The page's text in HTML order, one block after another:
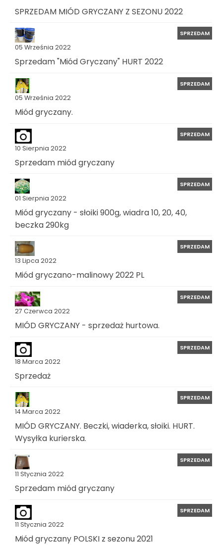
SPRZEDAM MIÓD GRYCZANY Z SEZONU 2022
05 Września 2022
SPRZEDAM
Sprzedam "Miód Gryczany" HURT 2022
05 Września 2022
SPRZEDAM
Miód gryczany.
10 Sierpnia 2022
SPRZEDAM
Sprzedam miód gryczany
01 Sierpnia 2022
SPRZEDAM
Miód gryczany - słoiki 900g, wiadra 10, 20, 40,
beczka 290kg
13 Lipca 2022
SPRZEDAM
Miód gryczano-malinowy 2022 PL
27 Czerwca 2022
SPRZEDAM
MIÓD GRYCZANY - sprzedaż hurtowa.
18 Marca 2022
SPRZEDAM
Sprzedaż
14 Marca 2022
SPRZEDAM
MIÓD GRYCZANY. Beczki, wiaderka, słoiki. HURT.
Wysyłka kurierska.
11 Stycznia 2022
SPRZEDAM
Sprzedam miód gryczany
11 Stycznia 2022
SPRZEDAM
Miód gryczany POLSKI z sezonu 2021